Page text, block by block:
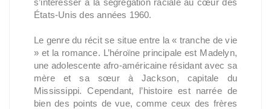
s’intéresser à la ségrégation raciale au cœur des
États-Unis des années 1960.
Le genre du récit se situe entre la « tranche de vie
» et la romance. L’héroïne principale est Madelyn,
une adolescente afro-américaine résidant avec sa
mère et sa sœur à Jackson, capitale du
Mississippi. Cependant, l’histoire est narrée de
bien des points de vue, comme ceux des frères